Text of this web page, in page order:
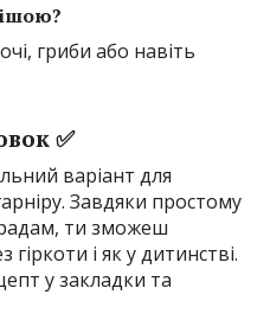
гриби або навіть
✅
варіант для
Завдяки простому
ти зможеш
гіркоти і як у дитинстві.
у закладки та